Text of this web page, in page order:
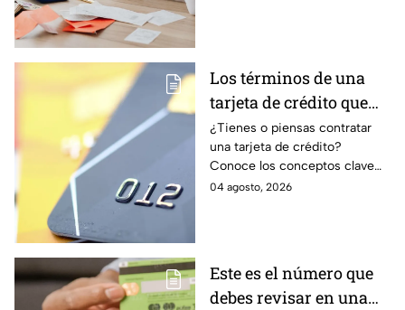
Los términos de una
tarjeta de crédito que
debes entender para
evitar deudas
¿Tienes o piensas contratar
una tarjeta de crédito?
Conoce los conceptos clave
como CAT, fecha de corte,
04 agosto, 2026
Este es el número que
debes revisar en una